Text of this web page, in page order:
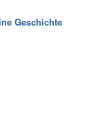
Geschichte